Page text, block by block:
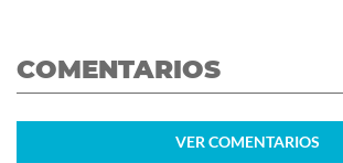
COMENTARIOS
VER COMENTARIOS